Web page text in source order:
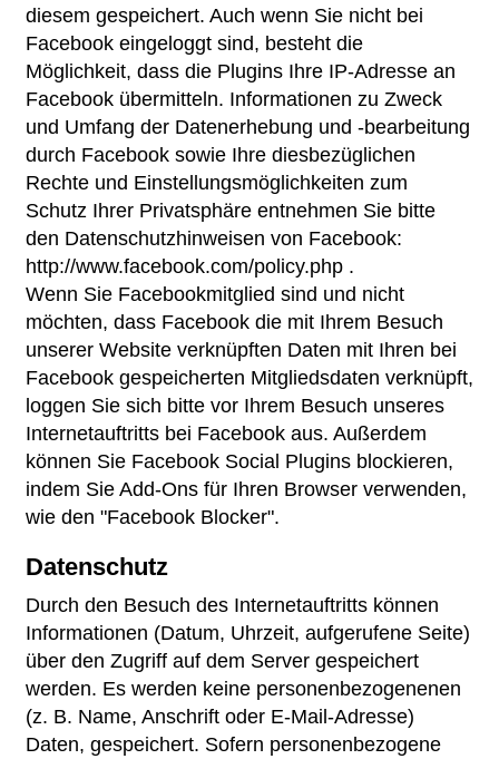
diesem gespeichert. Auch wenn Sie nicht bei
Facebook eingeloggt sind, besteht die
Möglichkeit, dass die Plugins Ihre IP-Adresse an
Facebook übermitteln. Informationen zu Zweck
und Umfang der Datenerhebung und -bearbeitung
durch Facebook sowie Ihre diesbezüglichen
Rechte und Einstellungsmöglichkeiten zum
Schutz Ihrer Privatsphäre entnehmen Sie bitte
den Datenschutzhinweisen von Facebook:
http://www.facebook.com/policy.php .
Wenn Sie Facebookmitglied sind und nicht
möchten, dass Facebook die mit Ihrem Besuch
unserer Website verknüpften Daten mit Ihren bei
Facebook gespeicherten Mitgliedsdaten verknüpft,
loggen Sie sich bitte vor Ihrem Besuch unseres
Internetauftritts bei Facebook aus. Außerdem
können Sie Facebook Social Plugins blockieren,
indem Sie Add-Ons für Ihren Browser verwenden,
wie den "Facebook Blocker".
Datenschutz
Durch den Besuch des Internetauftritts können
Informationen (Datum, Uhrzeit, aufgerufene Seite)
über den Zugriff auf dem Server gespeichert
werden. Es werden keine personenbezogenenen
(z. B. Name, Anschrift oder E-Mail-Adresse)
Daten, gespeichert. Sofern personenbezogene